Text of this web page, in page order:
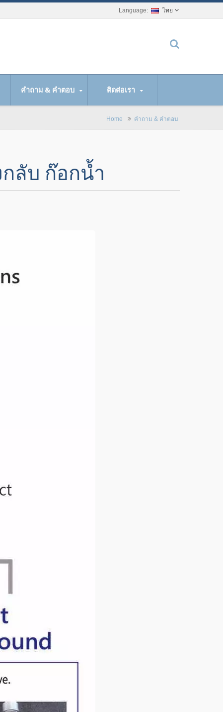
ไทย
คำถาม & คำตอบ ติดต่อเรา
Home คำถาม & คำตอบ
ลับ ก๊อกน้ำ